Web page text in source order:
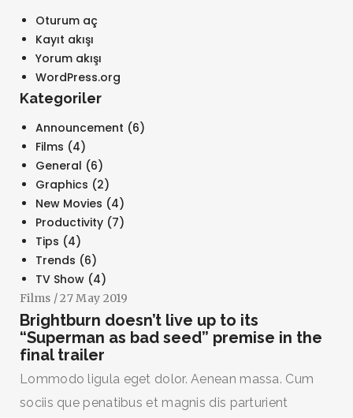
Oturum aç
Kayıt akışı
Yorum akışı
WordPress.org
Kategoriler
Announcement (6)
Films (4)
General (6)
Graphics (2)
New Movies (4)
Productivity (7)
Tips (4)
Trends (6)
TV Show (4)
Films / 27 May 2019
Brightburn doesn’t live up to its
“Superman as bad seed” premise in the
final trailer
Lommodo ligula eget dolor. Aenean massa. Cum
sociis que penatibus et magnis dis parturient